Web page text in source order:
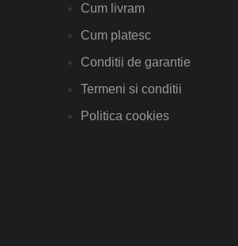
Cum livram
Cum platesc
Conditii de garantie
Termeni si conditii
Politica cookies